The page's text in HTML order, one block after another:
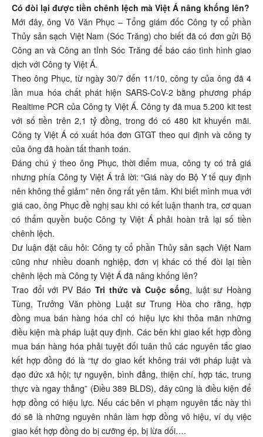
Có đòi lại được tiền chênh lệch mà Việt Á nâng khống lên?
Mới đây, ông Võ Văn Phục – Tổng giám đốc Công ty cổ phần
Thủy sản sạch Việt Nam (Sóc Trăng) cho biết đã có đơn gửi Bộ
Công an và Công an tỉnh Sóc Trăng để báo cáo tình hình giao
dịch với Công ty Việt Á.
Theo ông Phục, từ ngày 30/7 đến 11/10, công ty của ông đã 4
lần mua hóa chất phát hiện SARS-CoV-2 bằng phương pháp
Realtime PCR của Công ty Việt Á. Công ty đã mua 5.200 kit test
với số tiền trên 2,1 tỷ đồng, trong đó có 480 kit khuyến mãi.
Công ty Việt Á có xuất hóa đơn GTGT theo qui định và công ty
của ông đã hoàn tất thanh toán.
Đáng chú ý theo ông Phục, thời điểm mua, công ty có trả giá
nhưng phía Công ty Việt Á trả lời: “Giá này do Bộ Y tế quy định
nên không thể giảm” nên ông rất yên tâm. Khi biết mình mua với
giá cao, ông Phục đề nghị sau khi có kết luận thanh tra, cơ quan
có thẩm quyền buộc Công ty Việt Á phải hoàn trả lại số tiền
chênh lệch.
Dư luận đặt câu hỏi: Công ty cổ phần Thủy sản sạch Việt Nam
cũng như nhiều doanh nghiệp, đơn vị khác có thế đòi lại tiền
chênh lệch mà Công ty Việt Á đã nâng khống lên?
Trao đổi với PV Báo Tri thức và Cuộc sống, luật sư Hoàng
Tùng, Trưởng Văn phòng Luật sư Trung Hòa cho rằng, hợp
đồng mua bán hàng hóa chỉ có hiệu lực khi thỏa mãn những
điều kiện mà pháp luật quy định. Các bên khi giao kết hợp đồng
mua bán hàng hóa phải tuyệt đối tuân thủ các nguyên tắc giao
kết hợp đồng đó là “tự do giao kết không trái với pháp luật và
đạo đức xã hội; tự nguyện, bình đẳng, thiện chí, hợp tác, trung
thực và ngay thẳng” (Điều 389 BLDS), đây cũng là điều kiện để
hợp đồng có hiệu lực. Nếu các bên vi phạm nguyên tắc này thì
đó sẽ là những nguyên nhân làm hợp đồng vô hiệu, ví dụ việc
giao kết hợp đồng do bị cưỡng ép, bị lừa dối….